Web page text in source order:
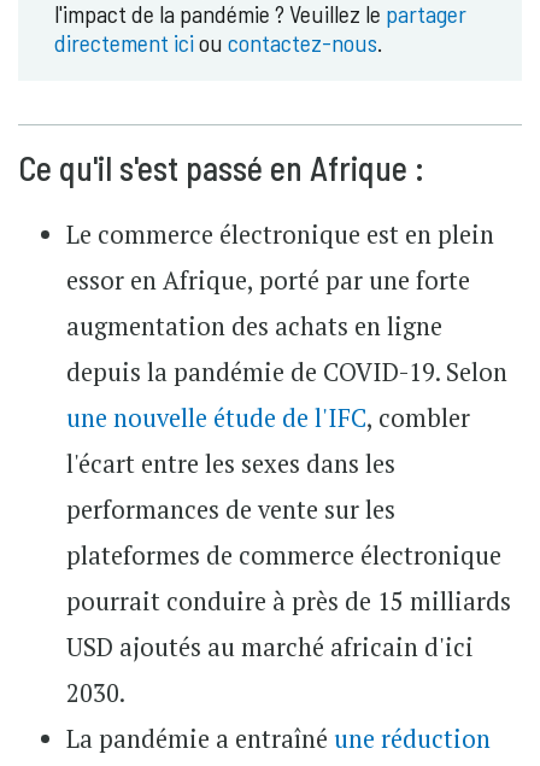
l'impact de la pandémie ? Veuillez le partager
directement iciou contactez-nous
Ce qu'il s'est passé en Afrique :
Le commerce électronique est en plein
essor en Afrique, porté par une forte
augmentation des achats en ligne
depuis la pandémie de COVID-19. Selon
une nouvelle étude de l'IFC, combler
l'écart entre les sexes dans les
performances de vente sur les
plateformes de commerce électronique
pourrait conduire à près de 15 milliards
USD ajoutés au marché africain d'ici
2030.
La pandémie a entraîné une réduction